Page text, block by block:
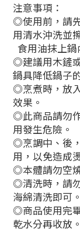
注意事項：
◎使用前，請
用清水沖洗並
食用油抹上鍋
◎建議用木鏟
鍋具降低鍋子
◎烹煮時，放
效果。
◎此商品請勿
用發生危險。
◎烹調中、後
用，以免造成
◎本體請勿空
◎清洗時，請
海綿清洗即可。
◎商品使用完
乾水分再收放。